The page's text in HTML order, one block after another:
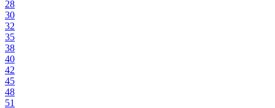
28
30
32
35
38
40
42
45
48
51